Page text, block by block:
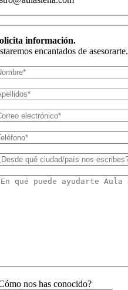
información.
encantados de asesorarte.
nos has conocido?